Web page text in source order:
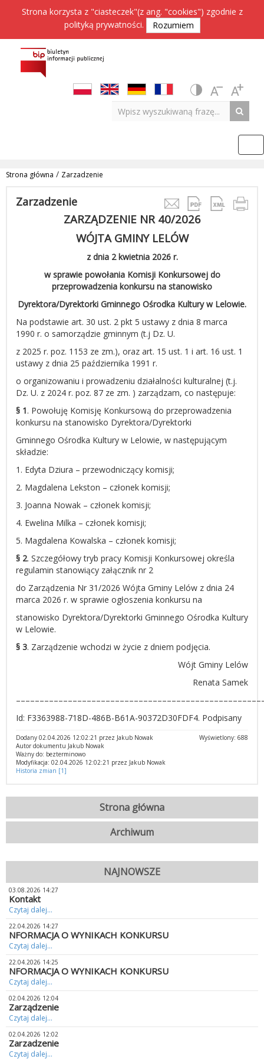
Strona korzysta z "ciasteczek"(z ang. "cookies") zgodnie z
polityką prywatności. Rozumiem
Strona główna / Zarzadzenie
Zarzadzenie
ZARZĄDZENIE NR 40/2026
WÓJTA GMINY LELÓW
z dnia 2 kwietnia 2026 r.
w sprawie powołania Komisji Konkursowej do
przeprowadzenia konkursu na stanowisko
Dyrektora/Dyrektorki Gminnego Ośrodka Kultury w Lelowie.
Na podstawie art. 30 ust. 2 pkt 5 ustawy z dnia 8 marca
1990 r. o samorządzie gminnym (t.j Dz. U.
z 2025 r. poz. 1153 ze zm.), oraz art. 15 ust. 1 i art. 16 ust. 1
ustawy z dnia 25 października 1991 r.
o organizowaniu i prowadzeniu działalności kulturalnej (t.j.
Dz. U. z 2024 r. poz. 87 ze zm. ) zarządzam, co następuje:
§ 1. Powołuję Komisję Konkursową do przeprowadzenia
konkursu na stanowisko Dyrektora/Dyrektorki
Gminnego Ośrodka Kultury w Lelowie, w następującym
składzie:
1. Edyta Dziura – przewodniczący komisji;
2. Magdalena Lekston – członek komisji;
3. Joanna Nowak – członek komisji;
4. Ewelina Milka – członek komisji;
5. Magdalena Kowalska – członek komisji;
§ 2. Szczegółowy tryb pracy Komisji Konkursowej określa
regulamin stanowiący załącznik nr 2
do Zarządzenia Nr 31/2026 Wójta Gminy Lelów z dnia 24
marca 2026 r. w sprawie ogłoszenia konkursu na
stanowisko Dyrektora/Dyrektorki Gminnego Ośrodka Kultury
w Lelowie.
§ 3. Zarządzenie wchodzi w życie z dniem podjęcia.
Wójt Gminy Lelów
Renata Samek
Id: F3363988-718D-486B-B61A-90372D30FDF4. Podpisany
Wyświetlony: 688
Dodany 02.04.2026 12:02:21 przez Jakub Nowak
Autor dokumentu Jakub Nowak
Ważny do: bezterminowo
Modyfikacja: 02.04.2026 12:02:21 przez Jakub Nowak
Historia zmian [1]
Strona główna
Archiwum
NAJNOWSZE
03.08.2026 14:27
Kontakt
Czytaj dalej...
22.04.2026 14:27
NFORMACJA O WYNIKACH KONKURSU
Czytaj dalej...
22.04.2026 14:25
NFORMACJA O WYNIKACH KONKURSU
Czytaj dalej...
02.04.2026 12:04
Zarządzenie
Czytaj dalej...
02.04.2026 12:02
Zarzadzenie
Czytaj dalej...